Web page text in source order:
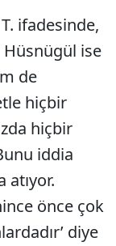
ifadesinde,
ise
de
hiçbir
hiçbir
iddia
önce çok
diye